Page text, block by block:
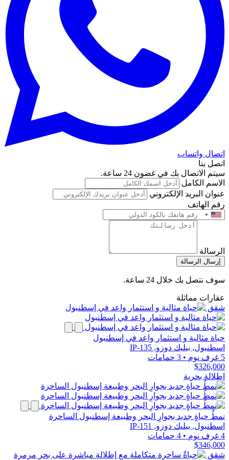
اتصال واتساب
اتصل بنا
سيتم الاتصال بك في غضون 24 ساعة.
الاسم الكامل
عنوان البريد الإلكتروني
رقم الهاتف
الرسالة
إرسال الرسالة
سوف نتصل بك خلال 24 ساعة.
عقارات مماثلة
شقق
حياة مثالية و استثمار واعد في إسطنبول
اسطنبول, بيليك دوزو, IP-135
5 غرف نوم
• 3 حمامات
$326,000
إطلالة بحرية
نمطُ حياةٍ جديد بجوارِ البحر وطبيعة إسطنبول الساحرة
اسطنبول, بيليك دوزو, IP-151
4 غرف نوم
• 4 حمامات
$346,000
شقق